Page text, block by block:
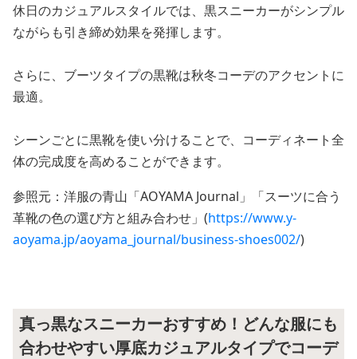
休日のカジュアルスタイルでは、黒スニーカーがシンプル
ながらも引き締め効果を発揮します。
さらに、ブーツタイプの黒靴は秋冬コーデのアクセントに
最適。
シーンごとに黒靴を使い分けることで、コーディネート全
体の完成度を高めることができます。
参照元：洋服の青山「AOYAMA Journal」「スーツに合う
革靴の色の選び方と組み合わせ」(https://www.y-
aoyama.jp/aoyama_journal/business-shoes002/)
真っ黒なスニーカーおすすめ！どんな服にも
合わせやすい厚底カジュアルタイプでコーデ